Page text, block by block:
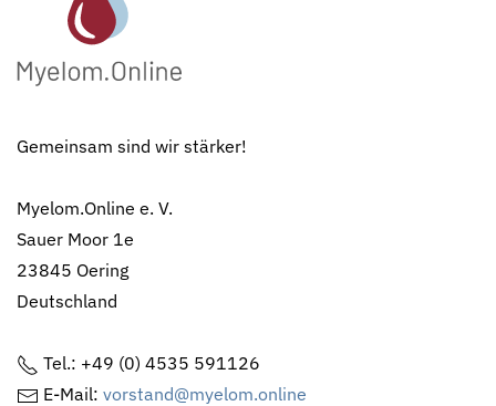
Gemeinsam sind wir stärker!
Myelom.Online e. V.
Sauer Moor 1e
23845 Oering
Deutschland
Tel.: +49 (0) 4535 591126
E-Mail: vorstand@myelom.online